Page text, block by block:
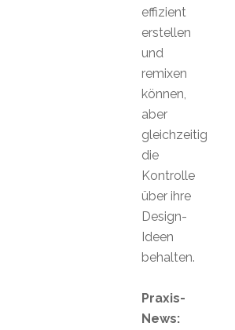
effizient
erstellen
und
remixen
können,
aber
gleichzeitig
die
Kontrolle
über ihre
Design-
Ideen
behalten.
Praxis-
News: